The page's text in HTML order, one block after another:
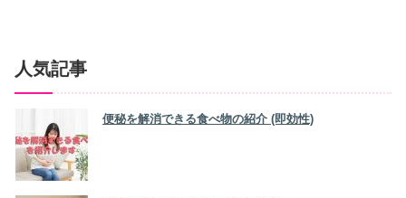
人気記事
便秘を解消できる食べ物の紹介 (即効性)